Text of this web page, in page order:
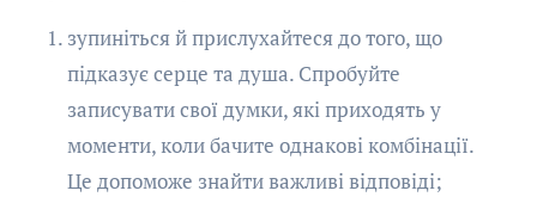
зупиніться й прислухайтеся до того, що
підказує серце та душа. Спробуйте
записувати свої думки, які приходять у
моменти, коли бачите однакові комбінації.
Це допоможе знайти важливі відповіді;